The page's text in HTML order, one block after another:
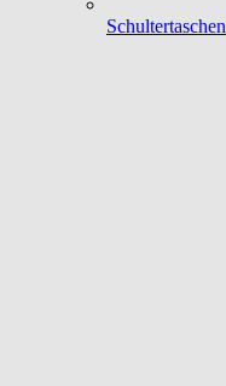
Schultertaschen